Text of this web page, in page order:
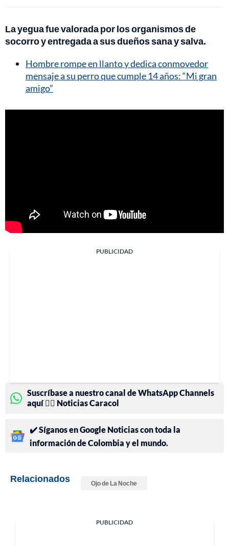
La yegua fue valorada por los organismos de
socorro y entregada a sus dueños sana y salva.
Hombre rompe en llanto y dedica conmovedor
mensaje a su perro que cumple 14 años: “Mi gran
amigo”
PUBLICIDAD
Suscríbase a nuestro canal de WhatsApp Channels
aquí 👉🏻 Noticias Caracol
✔️ Síganos en Google Noticias con toda la
información de Colombia y el mundo.
Relacionados Ojo de La Noche
PUBLICIDAD